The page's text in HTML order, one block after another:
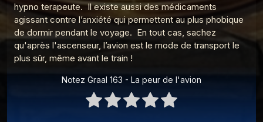
9
Graal 91 - Adam, Eve et le sexe
Les réponses du Graal
10
Graal 162 - Pleurer de joie
Les réponses du Graal
Les réponses du Graal
Graal 159 - Le petit déjeuner
hypno terapeute. Il existe aussi des médicaments
agissant contre l’anxiété qui permettent au plus phobique
de dormir pendant le voyage. En tout cas, sachez
qu'après l'ascenseur, l’avion est le mode de transport le
plus sûr, même avant le train !
Notez Graal 163 - La peur de l'avion